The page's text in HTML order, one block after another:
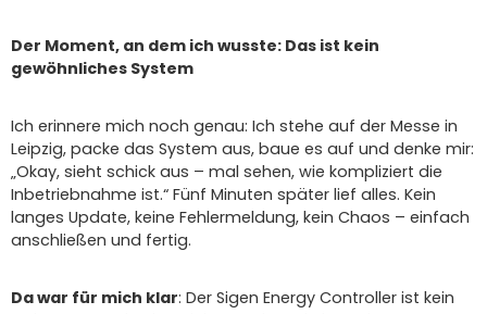
Der Moment, an dem ich wusste: Das ist kein
gewöhnliches System
Ich erinnere mich noch genau: Ich stehe auf der Messe in
Leipzig, packe das System aus, baue es auf und denke mir:
„Okay, sieht schick aus – mal sehen, wie kompliziert die
Inbetriebnahme ist.“ Fünf Minuten später lief alles. Kein
langes Update, keine Fehlermeldung, kein Chaos – einfach
anschließen und fertig.
Da war für mich klar: Der Sigen Energy Controller ist kein